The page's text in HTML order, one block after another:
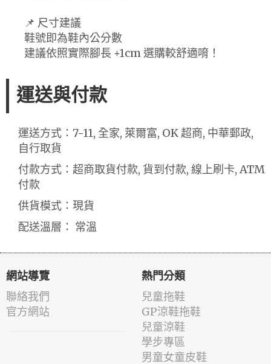
📌 尺寸建議
鞋號即為鞋內公分數
建議依照實際腳長 +1cm 選購較舒適唷！
運送與付款
運送方式：7-11, 全家, 萊爾富, OK 超商, 中華郵政,
自行取貨
付款方式：超商取貨付款, 貨到付款, 線上刷卡, ATM
付款
供貨模式：現貨
配送溫層： 常溫
網站導覽
聯絡我們
官方網站
熱門分類
兒童拖鞋
GP涼鞋拖鞋
兒童涼鞋
學步專區
男童女童皮鞋